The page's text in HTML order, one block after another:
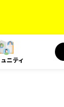
ニティ